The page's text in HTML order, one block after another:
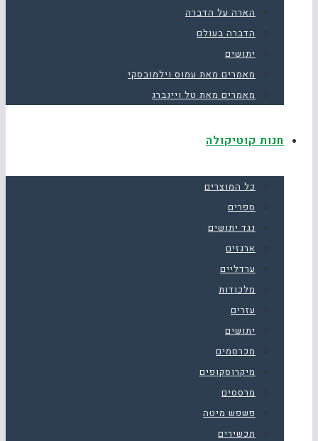
הארה על הדברה
הדברה בעולם
יתושים
מאמרים מאת עמוס וילמובסקי
מאמרים מאת טל ויינברג
חנות קוטיקולה
כל המוצרים
ספרים
נגד יתושים
ארגזים
ערדליים
מלכודות
עזרים
יתושים
מכרסמים
מיקרוסקופים
מרססים
פשפש מיטה
תכשירים